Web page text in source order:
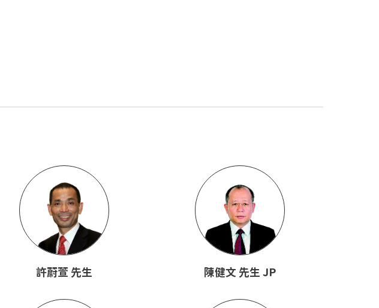
許蔚萱 先生 陳健文 先生 JP